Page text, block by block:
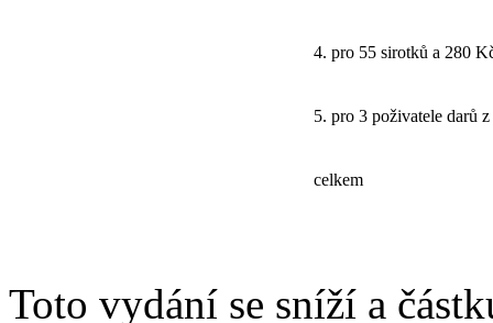
4. pro 55 sirotků a 280
5. pro 3 poživatele darů
celkem
Toto vydání se sníží a